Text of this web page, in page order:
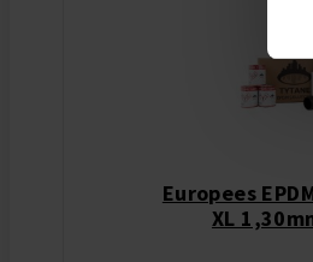
Europees
XL